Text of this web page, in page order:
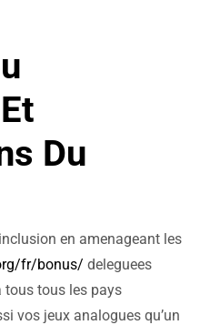
Du
en amenageant les
fr/bonus/ deleguees
tous tous les pays
vos jeux analogues qu’un